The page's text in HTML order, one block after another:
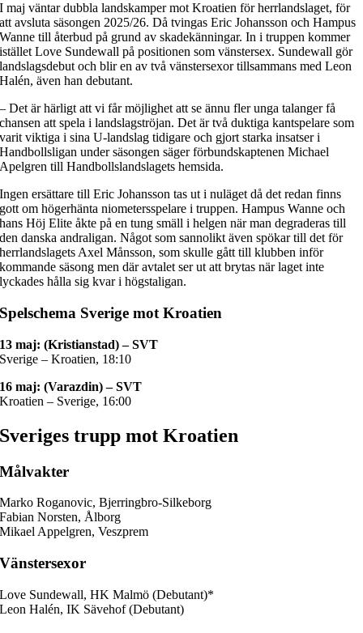
I maj väntar dubbla landskamper mot Kroatien för herrlandslaget, för
att avsluta säsongen 2025/26. Då tvingas Eric Johansson och Hampus
Wanne till återbud på grund av skadekänningar. In i truppen kommer
istället Love Sundewall på positionen som vänstersex. Sundewall gör
landslagsdebut och blir en av två vänstersexor tillsammans med Leon
Halén, även han debutant.
– Det är härligt att vi får möjlighet att se ännu fler unga talanger få
chansen att spela i landslagströjan. Det är två duktiga kantspelare som
varit viktiga i sina U-landslag tidigare och gjort starka insatser i
Handbollsligan under säsongen säger förbundskaptenen Michael
Apelgren till Handbollslandslagets hemsida.
Ingen ersättare till Eric Johansson tas ut i nuläget då det redan finns
gott om högerhänta niometersspelare i truppen. Hampus Wanne och
hans Höj Elite åkte på en tung smäll i helgen när man degraderas till
den danska andraligan. Något som sannolikt även spökar till det för
herrlandslagets Axel Månsson, som skulle gått till klubben inför
kommande säsong men där avtalet ser ut att brytas när laget inte
lyckades hålla sig kvar i högstaligan.
Spelschema Sverige mot Kroatien
13 maj: (Kristianstad) – SVT
Sverige – Kroatien, 18:10
16 maj: (Varazdin) – SVT
Kroatien – Sverige, 16:00
Sveriges trupp mot Kroatien
Målvakter
Marko Roganovic, Bjerringbro-Silkeborg
Fabian Norsten, Ålborg
Mikael Appelgren, Veszprem
Vänstersexor
Love Sundewall, HK Malmö (Debutant)*
Leon Halén, IK Sävehof (Debutant)